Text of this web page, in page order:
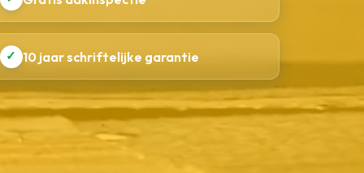
✓ 10 jaar schriftelijke garantie